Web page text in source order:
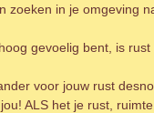
zoeken in je omgeving
gevoelig bent, is rust
voor jouw rust
ALS het je rust,